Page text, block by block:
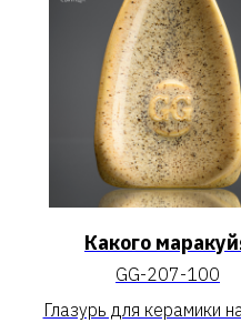
Какого
GG-207-100
Глазурь для керамики